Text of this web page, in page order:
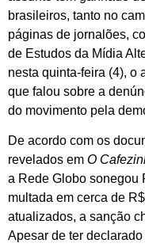
brasileiros, tanto no
páginas de jornalões,
de Estudos da Mídia
nesta quinta-feira (4), o
que falou sobre a
do movimento pela
De acordo com os
revelados em O
a Rede Globo sonegou
multada em cerca de
atualizados, a sanção
Apesar de ter